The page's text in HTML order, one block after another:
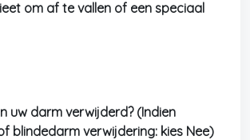
om af te vallen of een speciaal
uw darm verwijderd? (Indien
blindedarm verwijdering: kies Nee)